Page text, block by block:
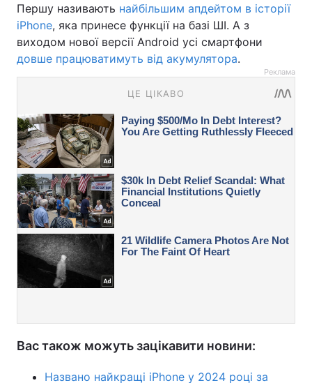
Першу називають найбільшим апдейтом в історії
iPhone, яка принесе функції на базі ШІ. А з
виходом нової версії Android усі смартфони
довше працюватимуть від акумулятора.
Реклама
Вас також можуть зацікавити новини:
Названо найкращі iPhone у 2024 році за